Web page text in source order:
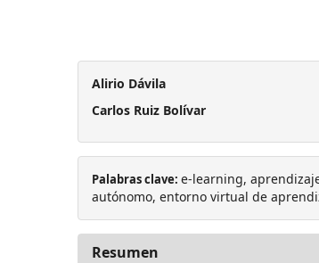
Alirio Dávila
Carlos Ruiz Bolívar
Palabras clave: e-learning,
autónomo, entorno virtual de
Resumen